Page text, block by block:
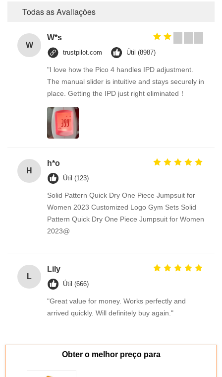
Todas as Avaliações
W
W*s
trustpilot.com Útil (8987)
"I love how the Pico 4 handles IPD adjustment.
The manual slider is intuitive and stays securely in
place. Getting the IPD just right eliminated！
H
h*o
Útil (123)
Solid Pattern Quick Dry One Piece Jumpsuit for
Women 2023 Customized Logo Gym Sets Solid
Pattern Quick Dry One Piece Jumpsuit for Women
2023@
L
Lily
Útil (666)
"Great value for money. Works perfectly and
arrived quickly. Will definitely buy again."
Obter o melhor preço para